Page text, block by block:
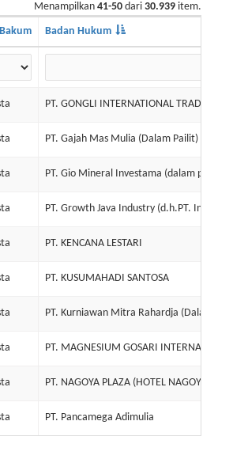
Menampilkan 41-50 dari 30.939 item.
Badan Hukum
PT. GONGLI INTERNATIONAL TRADE
PT. Gajah Mas Mulia (Dalam Pailit) dan
PT. Gio Mineral Investama (dalam pailit)
PT. Growth Java Industry (d.h.PT.
PT. KENCANA LESTARI
PT. KUSUMAHADI SANTOSA
PT. Kurniawan Mitra Rahardja (Dalam
PT. MAGNESIUM GOSARI
PT. NAGOYA PLAZA (HOTEL NAGOYA
PT. Pancamega Adimulia